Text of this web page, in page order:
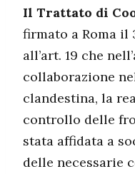
Il Trattato di
firmato a Roma il
all’art. 19 che
collaborazione
clandestina, la
controllo delle
stata affidata a
delle necessarie